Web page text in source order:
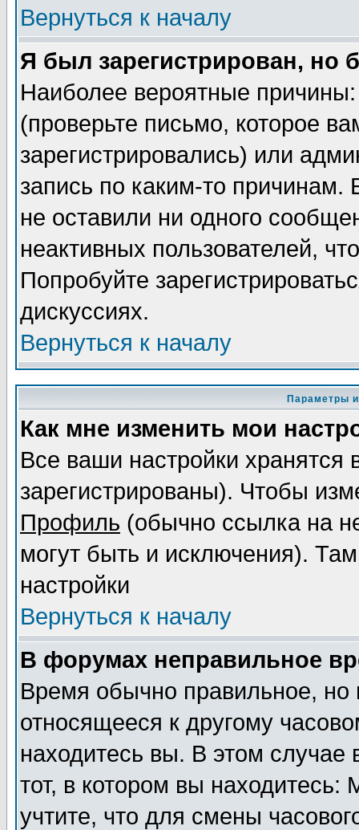
Вернуться к началу
Я был зарегистрирован, но
Наиболее вероятные
(проверьте письмо, которое
зарегистрировались) или
запись по каким-то
не оставили ни одного
неактивных пользователей,
Попробуйте
дискуссиях.
Вернуться к началу
Параметры
Как мне изменить мои
Все ваши настройки
зарегистрированы). Чтобы
Профиль (обычно ссылка на
могут быть и исключения).
настройки
Вернуться к началу
В форумах неправильное
Время обычно правильное,
относящееся к другому
находитесь вы. В этом
тот, в котором вы
учтите, что для смены